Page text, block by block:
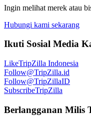
Ingin melihat merek atau
Hubungi kami sekarang
Ikuti Sosial Media
LikeTripZilla Indonesia
Follow@TripZilla.id
Follow@TripZillaID
SubscribeTripZilla
Berlangganan Milis